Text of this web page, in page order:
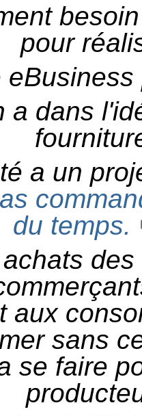
pour
a dans
a un
du temps.
aux
sans
se faire